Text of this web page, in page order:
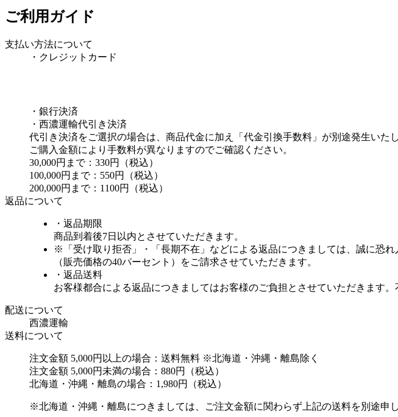
ご利用ガイド
支払い方法について
・クレジットカード
・銀行決済
・西濃運輸代引き決済
代引き決済をご選択の場合は、商品代金に加え「代金引換手数料」が別途発生いたし
ご購入金額により手数料が異なりますのでご確認ください。
30,000円まで：330円（税込）
100,000円まで：550円（税込）
200,000円まで：1100円（税込）
返品について
・返品期限
商品到着後7日以内とさせていただきます。
※「受け取り拒否」・「長期不在」などによる返品につきましては、誠に恐
（販売価格の40パーセント）をご請求させていただきます。
・返品送料
お客様都合による返品につきましてはお客様のご負担とさせていただきます
配送について
西濃運輸
送料について
注文金額 5,000円以上の場合：送料無料 ※北海道・沖縄・離島除く
注文金額 5,000円未満の場合：880円（税込）
北海道・沖縄・離島の場合：1,980円（税込）
※北海道・沖縄・離島につきましては、ご注文金額に関わらず上記の送料を別途申